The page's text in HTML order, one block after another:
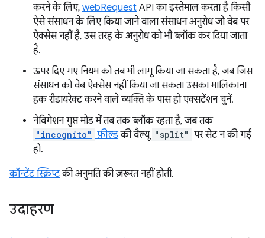
करने के लिए, webRequest API का इस्तेमाल करता है किसी
ऐसे संसाधन के लिए किया जाने वाला संसाधन अनुरोध जो वेब पर
ऐक्सेस नहीं है, उस तरह के अनुरोध को भी ब्लॉक कर दिया जाता
है.
ऊपर दिए गए नियम को तब भी लागू किया जा सकता है, जब जिस
संसाधन को वेब ऐक्सेस नहीं किया जा सकता उसका मालिकाना
हक रीडायरेक्ट करने वाले व्यक्ति के पास हो एक्सटेंशन चुनें.
नेविगेशन गुप्त मोड में तब तक ब्लॉक रहता है, जब तक
"incognito" फ़ील्डकी वैल्यू "split" पर सेट न की गई
हो.
कॉन्टेंट स्क्रिप्टकी अनुमति की ज़रूरत नहीं होती.
उदाहरण